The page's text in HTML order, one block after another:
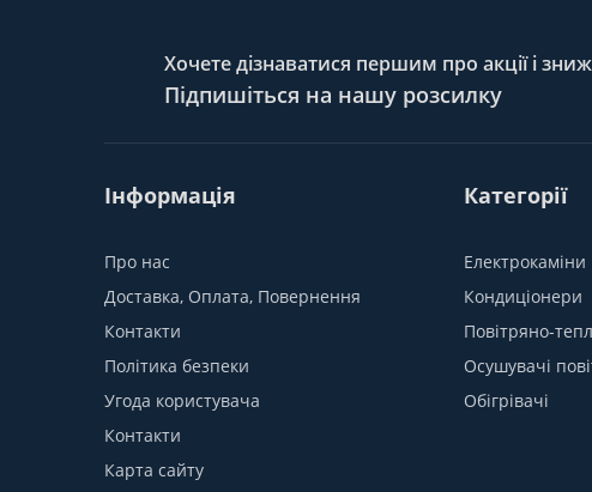
Хочете дізнаватися першим про акції і
Підпишіться на нашу розсилку
Інформація
Про нас
Доставка, Оплата, Повернення
Контакти
Політика безпеки
Угода користувача
Контакти
Карта сайту
Категорії
Електрокаміни
Кондиціонери
Повітряно-
Осушувачі
Обігрівачі